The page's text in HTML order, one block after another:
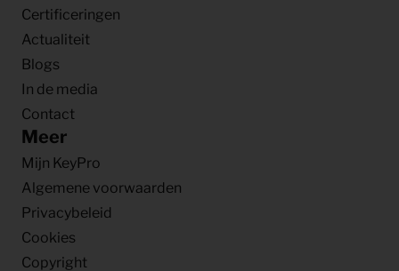
Certificeringen
Actualiteit
Blogs
In de media
Contact
Meer
Mijn KeyPro
Algemene voorwaarden
Privacybeleid
Cookies
Copyright